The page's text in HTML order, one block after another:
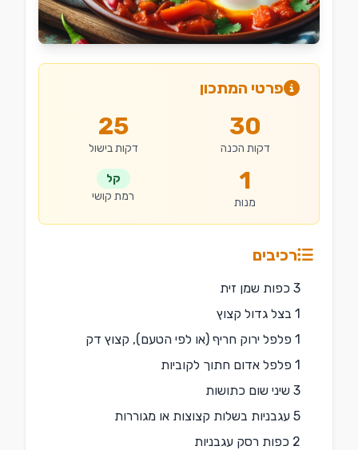
פרטי המתכון
30
דקות הכנה
25
דקות בישול
1
מנות
קל
רמת קושי
רכיבים
3 כפות שמן זית
1 בצל גדול קצוץ
1 פלפל ירוק חריף (או לפי הטעם), קצוץ דק
1 פלפל אדום חתוך לקוביות
3 שיני שום כתושות
5 עגבניות בשלות קצוצות או מגוררות
2 כפות רסק עגבניות